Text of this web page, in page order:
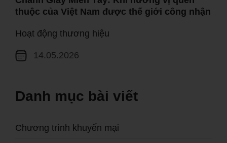
Hoạt động thương hiệu
thuộc của Việt Nam được thế giới công nhận
14.05.2026
Danh mục bài viết
Chương trình khuyến mại